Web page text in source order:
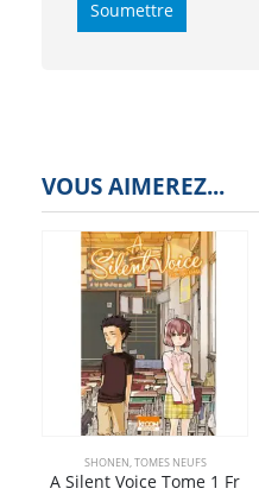
VOUS AIMEREZ...
SHONEN,TOMES NEUFS
A Silent Voice Tome 1 Fr